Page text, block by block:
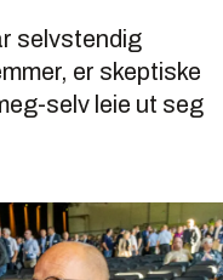
selvstendig
er skeptiske
selv leie ut seg